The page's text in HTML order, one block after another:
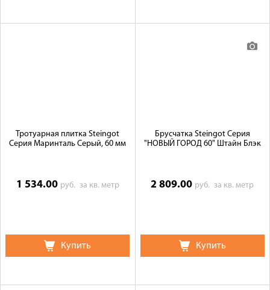
Тротуарная плитка Steingot
Серия Маринталь Серый, 60 мм
1 534.00 руб. за кв. метр
Купить
Брусчатка Steingot Серия
"НОВЫЙ ГОРОД 60" Штайн Блэк
2 809.00 руб.за кв. метр
Купить